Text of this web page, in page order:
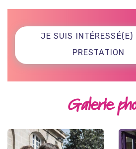
JE SUIS INTÉRESSÉ(E)
PRESTATION
Galerie